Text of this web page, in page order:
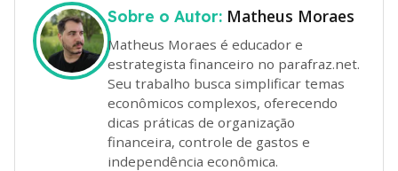
Sobre o Autor: Matheus Moraes
Matheus Moraes é educador e
estrategista financeiro no parafraz.net.
Seu trabalho busca simplificar temas
econômicos complexos, oferecendo
dicas práticas de organização
financeira, controle de gastos e
independência econômica.